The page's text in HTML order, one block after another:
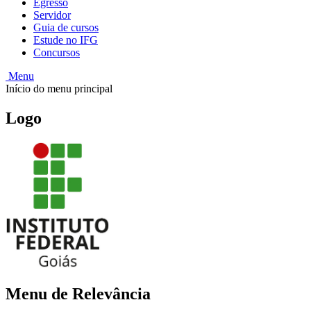
Egresso
Servidor
Guia de cursos
Estude no IFG
Concursos
Menu
Início do menu principal
Logo
Menu de Relevância